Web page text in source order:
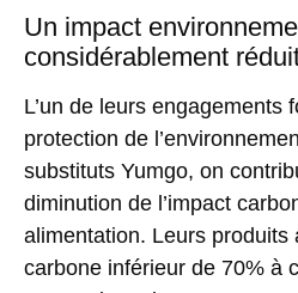
Un impact
considérablement
L’un de leurs engagements
protection de
substituts Yumgo, on
diminution de l’impact
alimentation. Leurs produits
carbone inférieur de 70% à